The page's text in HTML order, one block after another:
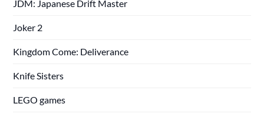
JDM: Japanese Drift Master
Joker 2
Kingdom Come: Deliverance
Knife Sisters
LEGO games